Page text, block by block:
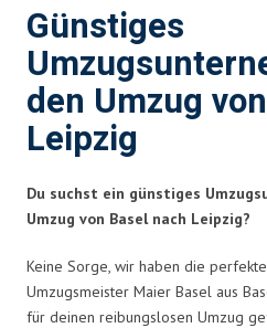
Günstiges
den Umzug
Leipzig
Du suchst ein günstiges
Umzug von Basel nach Leipzig?
Keine Sorge, wir haben die
Umzugsmeister Maier Basel aus
für deinen reibungslosen Umzug